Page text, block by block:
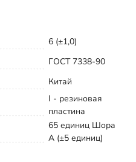
6 (±1,0)
ГОСТ 7338-90
Китай
I - резиновая
пластина
65 единиц Шора
А (±5 единиц)